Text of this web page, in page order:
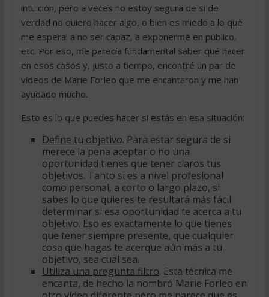
intuición, pero a veces no estoy segura de si de
verdad no quiero hacer algo, o bien es miedo a lo que
me espera: a no ser capaz, a exponerme en público,
etc. Por eso, me parecía fundamental saber qué hacer
en esos casos y, justo a tiempo, encontré un par de
vídeos de Marie Forleo que me encantaron y me han
ayudado mucho.
Esto es lo que puedes hacer si estás en esa situación:
Define tu objetivo. Para estar segura de si
merece la pena aceptar o no una
oportunidad tienes que tener claros tus
objetivos. Tanto si es a nivel profesional
como personal, a corto o largo plazo, si
sabes lo que quieres te resultará más fácil
determinar si esa oportunidad te acerca a tu
objetivo. Eso es exactamente lo que tienes
que tener siempre presente, que cualquier
cosa que hagas te acerque aún más a tu
objetivo, sea cual sea.
Utiliza una pregunta filtro. Esta técnica me
encanta, de hecho la nombró Marie Forleo en